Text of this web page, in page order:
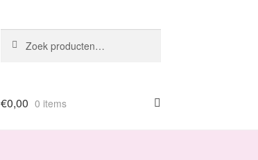
naar:
€0,00 0 items